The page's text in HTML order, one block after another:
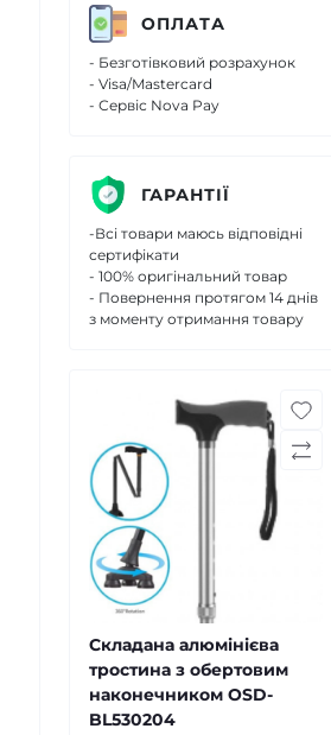
ОПЛАТА
- Безготівковий розрахунок
- Visa/Mastercard
- Сервіс Nova Pay
ГАРАНТІЇ
-Всі товари маюсь відповідні
сертифікати
- 100% оригінальний товар
- Повернення протягом 14 днів
з моменту отримання товару
Складана алюмінієва
тростина з обертовим
наконечником OSD-
BL530204